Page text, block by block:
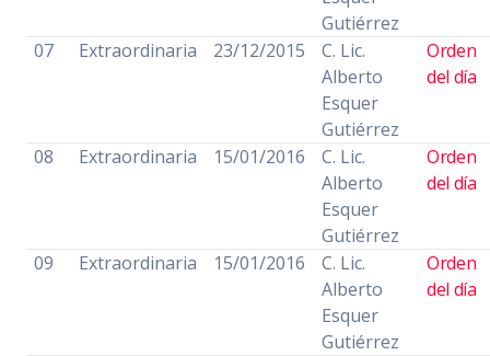
Gutiérrez
07 Extraordinaria 23/12/2015
C. Lic.
Alberto
Esquer
Gutiérrez
Orden
del día
08 Extraordinaria 15/01/2016
C. Lic.
Alberto
Esquer
Gutiérrez
Orden
del día
09 Extraordinaria 15/01/2016
C. Lic.
Alberto
Esquer
Gutiérrez
Orden
del día